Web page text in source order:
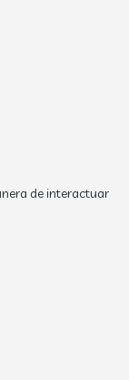
de interactuar